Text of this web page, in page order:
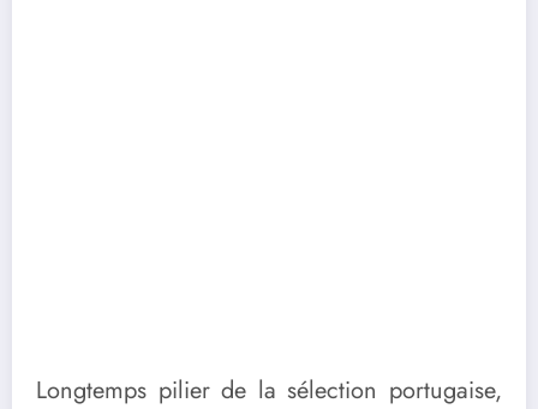
Longtemps pilier de la sélection portugaise,